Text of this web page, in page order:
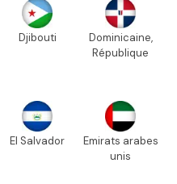
Djibouti
Dominicaine,
République
El Salvador
Emirats arabes
unis